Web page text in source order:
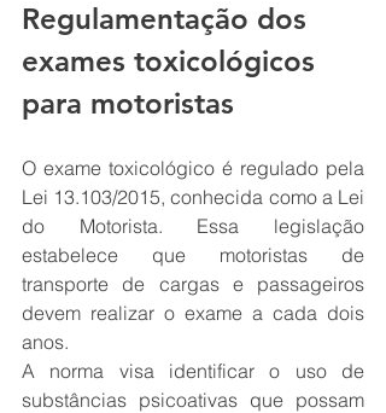
Regulamentação dos
exames toxicológicos
para motoristas
O exame toxicológico é regulado pela
Lei 13.103/2015, conhecida como a Lei
do Motorista. Essa legislação
estabelece que motoristas de
transporte de cargas e passageiros
devem realizar o exame a cada dois
anos.
A norma visa identificar o uso de
substâncias psicoativas que possam